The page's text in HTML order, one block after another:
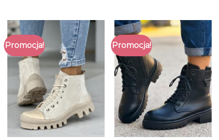
Promocja! Promocja!